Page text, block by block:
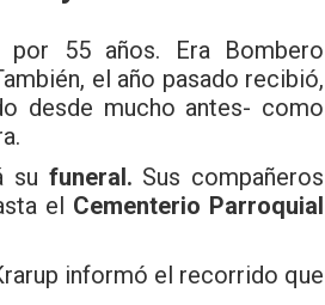
55 años. Era Bombero
el año pasado recibió,
desde mucho antes- como
su funeral. Sus compañeros
el Cementerio Parroquial
informó el recorrido que